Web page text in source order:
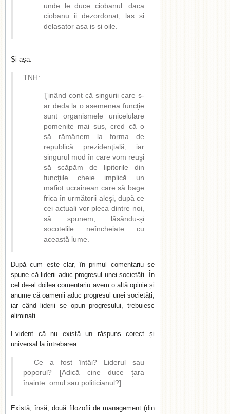
unde le duce ciobanul. daca
ciobanu ii dezordonat, las si
delasator asa is si oile.
Și așa:
TNH:
Ţinând cont că singurii care s-
ar deda la o asemenea funcţie
sunt organismele unicelulare
pomenite mai sus, cred că o
să rămânem la forma de
republică prezidenţială, iar
singurul mod în care vom reuşi
să scăpăm de lipitorile din
funcţiile cheie implică un
mafiot ucrainean care să bage
frica în următorii aleşi, după ce
cei actuali vor pleca dintre noi,
să spunem, lăsându-şi
socotelile neîncheiate cu
această lume.
După cum este clar, în primul comentariu se
spune că liderii aduc progresul unei societăți. În
cel de-al doilea comentariu avem o altă opinie și
anume că oamenii aduc progresul unei societăți,
iar când liderii se opun progresului, trebuiesc
eliminați.
Evident că nu există un răspuns corect și
universal la întrebarea:
– Ce a fost întâi? Liderul sau
poporul? [Adică cine duce țara
înainte: omul sau politicianul?]
Există, însă, două filozofii de management (din